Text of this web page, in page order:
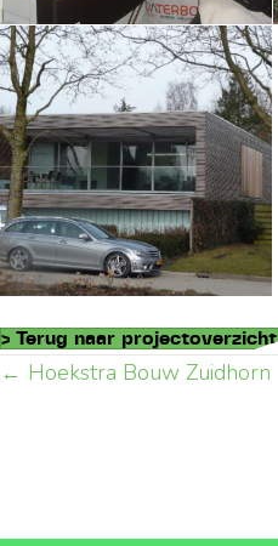
> Terug naar projectoverzicht
Posts
← Hoekstra Bouw Zuidhorn